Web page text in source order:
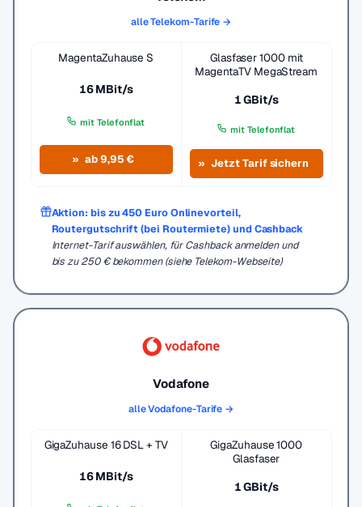
alle Telekom-Tarife →
MagentaZuhause S
16 MBit/s
mit Telefonflat
ab 9,95 €
Glasfaser 1000 mit
MagentaTV MegaStream
1 GBit/s
mit Telefonflat
Jetzt Tarif sichern
Aktion: bis zu 450 Euro Onlinevorteil,
Routergutschrift (bei Routermiete) und Cashback
Internet-Tarif auswählen, für Cashback anmelden und
bis zu 250 € bekommen (siehe Telekom-Webseite)
Vodafone
alle Vodafone-Tarife →
GigaZuhause 16 DSL + TV
16 MBit/s
GigaZuhause 1000
Glasfaser
1 GBit/s